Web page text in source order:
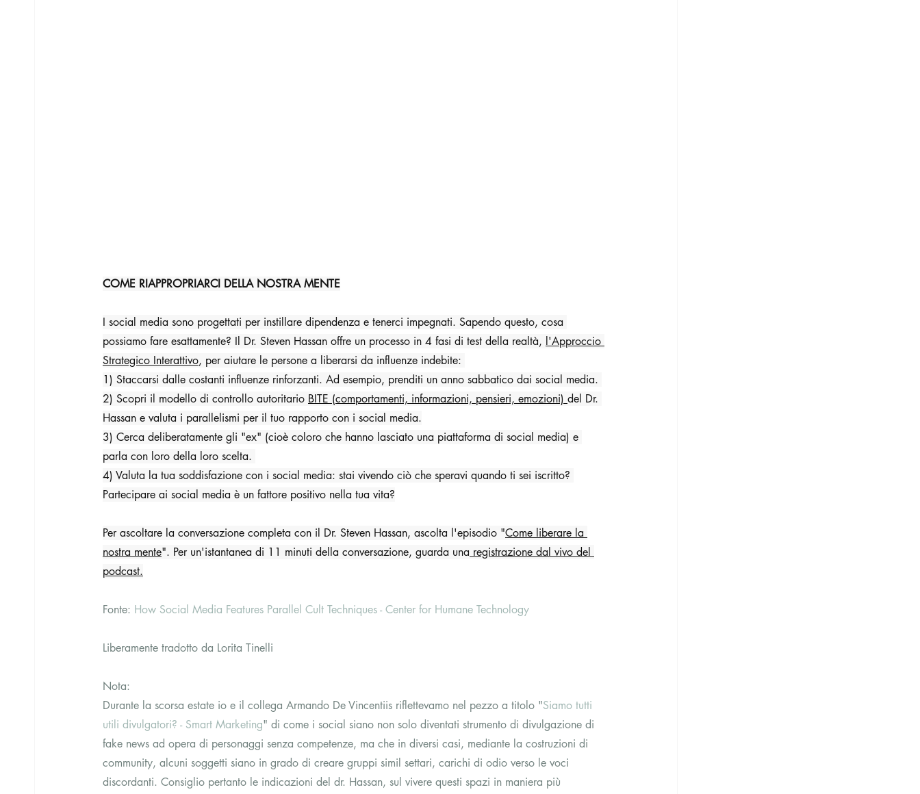
COME RIAPPROPRIARCI DELLA NOSTRA MENTE
I social media sono progettati per instillare dipendenza e tenerci impegnati. Sapendo questo, cosa
possiamo fare esattamente? Il Dr. Steven Hassan offre un processo in 4 fasi di test della realtà, l'Approccio
Strategico Interattivo, per aiutare le persone a liberarsi da influenze indebite:
1) Staccarsi dalle costanti influenze rinforzanti. Ad esempio, prenditi un anno sabbatico dai social media.
2) Scopri il modello di controllo autoritario BITE (comportamenti, informazioni, pensieri, emozioni) del Dr.
Hassan e valuta i parallelismi per il tuo rapporto con i social media.
3) Cerca deliberatamente gli "ex" (cioè coloro che hanno lasciato una piattaforma di social media) e
parla con loro della loro scelta.
4) Valuta la tua soddisfazione con i social media: stai vivendo ciò che speravi quando ti sei iscritto?
Partecipare ai social media è un fattore positivo nella tua vita?
Per ascoltare la conversazione completa con il Dr. Steven Hassan, ascolta l'episodio "Come liberare la
nostra mente". Per un'istantanea di 11 minuti della conversazione, guarda una registrazione dal vivo del
podcast.
Fonte: How Social Media Features Parallel Cult Techniques - Center for Humane Technology
Liberamente tradotto da Lorita Tinelli
Nota:
Durante la scorsa estate io e il collega Armando De Vincentiis riflettevamo nel pezzo a titolo "Siamo tutti
utili divulgatori? - Smart Marketing" di come i social siano non solo diventati strumento di divulgazione di
fake news ad opera di personaggi senza competenze, ma che in diversi casi, mediante la costruzioni di
community, alcuni soggetti siano in grado di creare gruppi simil settari, carichi di odio verso le voci
discordanti. Consiglio pertanto le indicazioni del dr. Hassan, sul vivere questi spazi in maniera più